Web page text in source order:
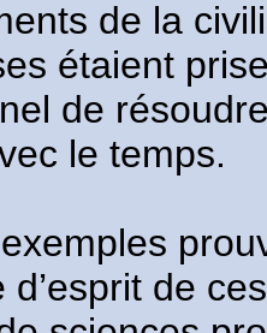
de la
étaient
de
le temps.
d’esprit de